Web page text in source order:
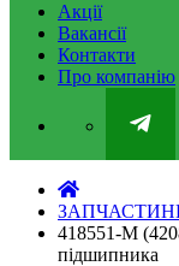
Акції
Вакансії
Контакти
Про компанію
418551-М
підшипника